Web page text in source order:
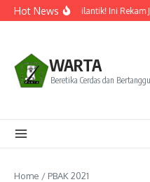
Lewati ke konten
Hot NewsResmi Dilantik! Ini Rekam
WARTA
Beretika Cerdas dan
Home / PBAK 2021